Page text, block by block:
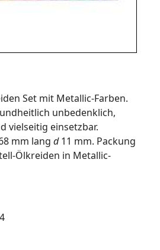
Set mit Metallic-Farben.
unbedenklich,
vielseitig einsetzbar.
mm lang d11 mm. Packung
Ölkreiden in Metallic-